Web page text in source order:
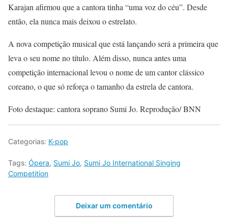
Karajan afirmou que a cantora tinha “uma voz do céu”. Desde
então, ela nunca mais deixou o estrelato.
A nova competição musical que está lançando será a primeira que
leva o seu nome no título. Além disso, nunca antes uma
competição internacional levou o nome de um cantor clássico
coreano, o que só reforça o tamanho da estrela de cantora.
Foto destaque: cantora soprano Sumi Jo. Reprodução/ BNN
Categorias: K-pop
Tags: Ópera, Sumi Jo, Sumi Jo International Singing
Competition
Deixar um comentário